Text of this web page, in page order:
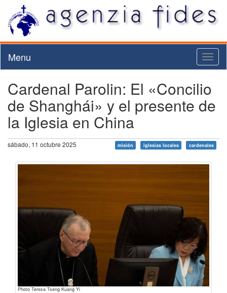
Menu
Cardenal Parolin: El «Concilio
de Shanghái» y el presente de
la Iglesia en China
sábado, 11 octubre 2025 misión iglesias locales cardenales
Photo Teresa Tseng Kuang Yi